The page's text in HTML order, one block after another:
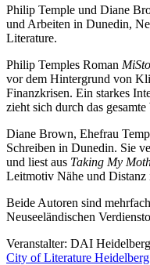
Philip Temple und Diane
und Arbeiten in Dunedin,
Literature.
Philip Temples Roman
vor dem Hintergrund von
Finanzkrisen. Ein starkes
zieht sich durch das
Diane Brown, Ehefrau
Schreiben in Dunedin. Sie
und liest aus Taking My
Leitmotiv Nähe und Distanz
Beide Autoren sind
Neuseeländischen
Veranstalter: DAI
City of Literature Heidelberg